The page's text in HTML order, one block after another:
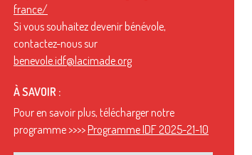
france/
Si vous souhaitez devenir bénévole,
contactez-nous sur
benevole.idf@lacimade.org
À SAVOIR :
Pour en savoir plus, télécharger notre
programme >>>> Programme IDF 2025-21-10